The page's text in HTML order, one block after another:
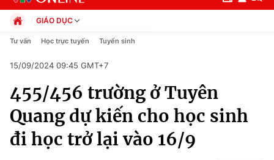
Chuyên mục
Chính trị
Xã hội
GIÁO DỤC
Chính trị
Pháp luật
Kinh tế
Thể thao
Truyền hình
Văn hóa - Giải trí
Y tế
Tư vấn Học trực tuyến Tuyển sinh
15/09/2024 09:45 GMT+7
455/456 trường ở Tuyên
Quang dự kiến cho học sinh
đi học trở lại vào 16/9